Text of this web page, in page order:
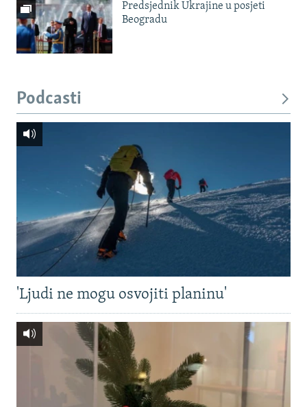
Predsjednik Ukrajine u posjeti
Beogradu
Podcasti
'Ljudi ne mogu osvojiti planinu'